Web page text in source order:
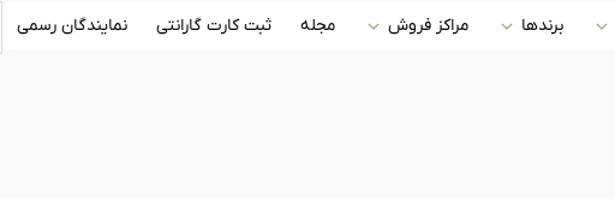
برندها مراکز فروش مجله ثبت کارت گارانتی نمایندگان رسمی